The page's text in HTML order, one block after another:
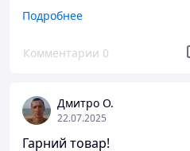
Преимущества
цена, когда остался не жалко))))
Недостатки
Подробнее
Комментарии 0
Дмитро О.
22.07.2025
Гарний товар!